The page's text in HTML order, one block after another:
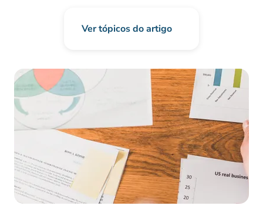
Ver tópicos do artigo